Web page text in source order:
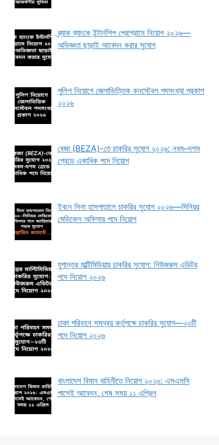
ব্র্যাক ব্যাংকে ইন্টার্নশিপ প্রোগ্রামে নিয়োগ ২০২৬—
অভিজ্ঞতা ছাড়াই আবেদন করার সুযোগ
পুলিশ নিয়োগে জেলাভিত্তিক কনস্টেবল পদসংখ্যা প্রকাশ
২০২৬
বেজা (BEZA)-তে চাকরির সুযোগ ২০২৬: নবম–দশম
গ্রেডে একাধিক পদে নিয়োগ
ইবনে সিনা হাসপাতালে চাকরির সুযোগ ২০২৬—সিনিয়র
মেডিকেল অফিসার পদে নিয়োগ
যুগান্তর মাল্টিমিডিয়ায় চাকরির সুযোগ: নিউজরুম এডিটর
পদে নিয়োগ ২০২৬
ঢাকা পরিবহন সমন্বয় কর্তৃপক্ষে চাকরির সুযোগ—২৩টি
পদে নিয়োগ ২০২৬
বাংলাদেশ বিমান বাহিনীতে নিয়োগ ২০২৬: এসএসসি
পাসেই আবেদন, শেষ সময় ১১ এপ্রিল